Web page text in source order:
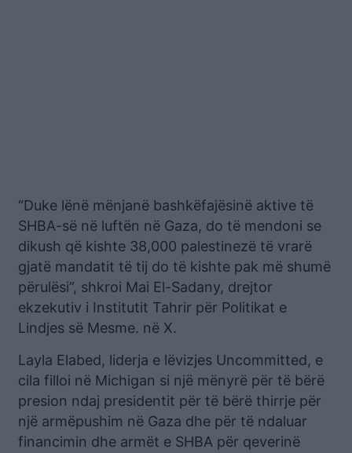
“Duke lënë mënjanë bashkëfajësinë aktive të
SHBA-së në luftën në Gaza, do të mendoni se
dikush që kishte 38,000 palestinezë të vrarë
gjatë mandatit të tij do të kishte pak më shumë
përulësi”, shkroi Mai El-Sadany, drejtor
ekzekutiv i Institutit Tahrir për Politikat e
Lindjes së Mesme. në X.
Layla Elabed, liderja e lëvizjes Uncommitted, e
cila filloi në Michigan si një mënyrë për të bërë
presion ndaj presidentit për të bërë thirrje për
një armëpushim në Gaza dhe për të ndaluar
financimin dhe armët e SHBA për qeverinë